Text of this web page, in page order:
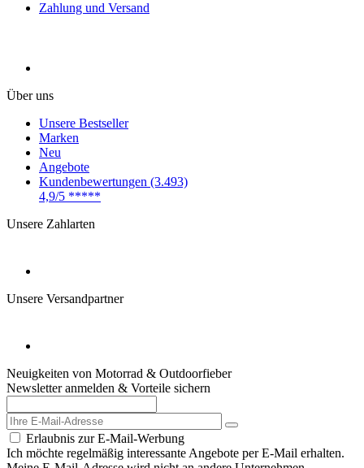
Zahlung und Versand
Über uns
Unsere Bestseller
Marken
Neu
Angebote
Kundenbewertungen (3.493)
4,9/5 *****
Unsere Zahlarten
Unsere Versandpartner
Neuigkeiten von Motorrad & Outdoorfieber
Newsletter anmelden & Vorteile sichern
Erlaubnis zur E-Mail-Werbung
Ich möchte regelmäßig interessante Angebote per E-Mail erhalten.